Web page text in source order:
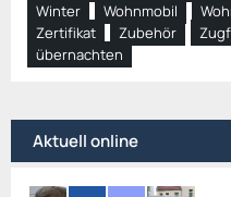
Winter
Wohnmobil
Zertifikat
Zubehör
übernachten
Aktuell online